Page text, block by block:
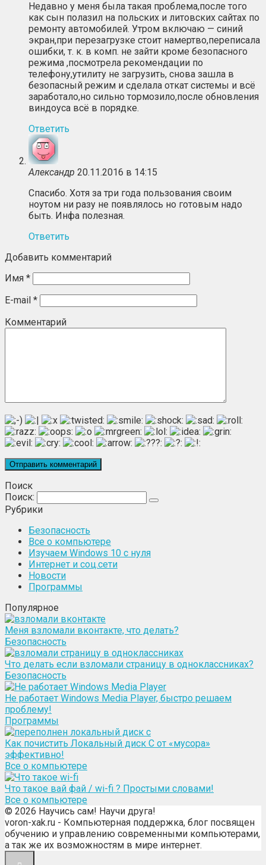
Недавно у меня была такая проблема,после того
как сын полазил на польских и литовских сайтах по
ремонту автомобилей. Утром включаю — синий
экран,при перезагрузке стоит намертво,переписала
ошибки, т. к. в комп. не зайти кроме безопасного
режима ,посмотрела рекомендации по
телефону,утилиту не загрузить, снова зашла в
безопасный режим и сделала откат системы и всё
заработало,но сильно тормозило,после обновления
виндоуса всё в порядке.
Ответить
Александр 20.11.2016 в 14:15
Спасибо. Хотя за три года пользования своим
ноутом ни разу не появлялось но готовым надо
быть. Инфа полезная.
Ответить
Добавить комментарий
Имя *
E-mail *
Комментарий
Поиск
Поиск:
Рубрики
Безопасность
Все о компьютере
Изучаем Windows 10 с нуля
Интернет и соц.сети
Новости
Программы
Популярное
Меня взломали вконтакте, что делать?
Безопасность
Что делать если взломали страницу в одноклассниках?
Безопасность
Не работает Windows Media Player, быстро решаем
проблему!
Программы
Как почистить Локальный диск С от «мусора»
эффективно!
Все о компьютере
Что такое вай фай / wi-fi ? Простыми словами!
Все о компьютере
© 2026 Научись сам! Научи друга!
voron-xak.ru - Компьютерная поддержка, блог посвящен
обучению и управлению современными компьютерами,
а так же их возможностям в мире интернет.